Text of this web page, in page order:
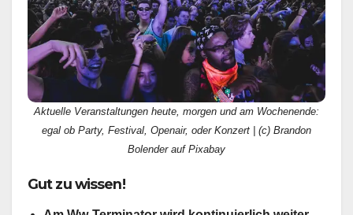
Aktuelle Veranstaltungen heute, morgen und am Wochenende:
egal ob Party, Festival, Openair, oder Konzert | (c) Brandon
Bolender auf Pixabay
Gut zu wissen!